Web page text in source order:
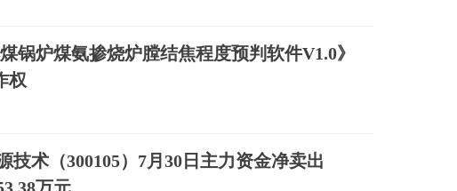
锅炉煤氨掺烧炉膛结焦程度预判软件V1.0》
权
技术（300105）7月30日主力资金净卖出